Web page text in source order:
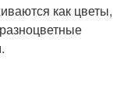
как цветы,